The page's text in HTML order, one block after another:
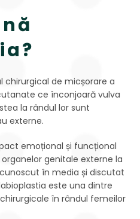
chirurgical de micșorare a
ce înconjoară vulva
la rândul lor sunt
externe.
emoțional și funcțional
genitale externe la
în media și discutat
este una dintre
în rândul femeilor